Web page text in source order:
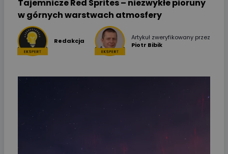
Tajemnicze Red Sprites – niezwykłe pioruny
w górnych warstwach atmosfery
Redakcja
Artykuł zweryfikowany przez
Piotr Bibik